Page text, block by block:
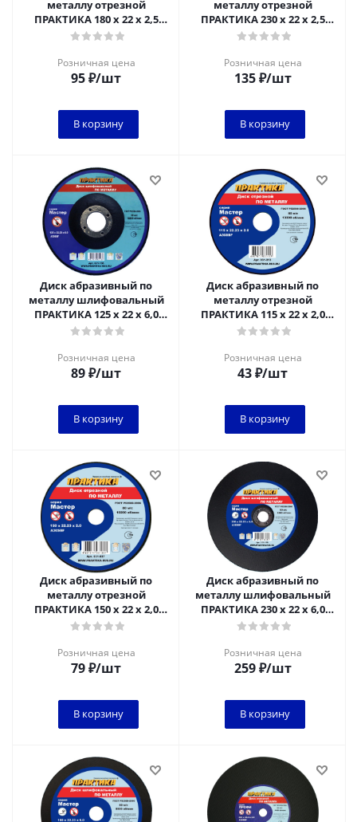
металлу отрезной
ПРАКТИКА 180 х 22 х 2,5
мм****
Розничная цена
95₽/шт
В корзину
металлу отрезной
ПРАКТИКА 230 х 22 х 2,5
мм****
Розничная цена
135₽/шт
В корзину
Диск абразивный по
металлу шлифовальный
ПРАКТИКА 125 х 22 х 6,0
мм**
Розничная цена
89₽/шт
В корзину
Диск абразивный по
металлу отрезной
ПРАКТИКА 115 х 22 х 2,0
мм****
Розничная цена
43₽/шт
В корзину
Диск абразивный по
металлу отрезной
ПРАКТИКА 150 х 22 х 2,0
мм*****
Розничная цена
79₽/шт
В корзину
Диск абразивный по
металлу шлифовальный
ПРАКТИКА 230 х 22 х 6,0
мм**
Розничная цена
259₽/шт
В корзину